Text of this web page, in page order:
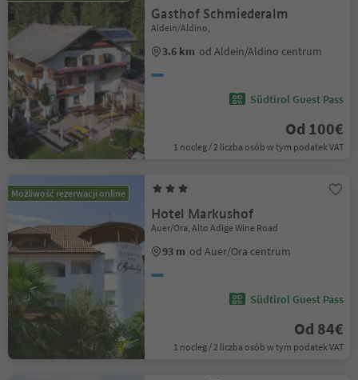
Gasthof Schmiederalm
Aldein/Aldino,
3.6 km od Aldein/Aldino centrum
Südtirol Guest Pass
Od 100€
1 nocleg / 2 liczba osób w tym podatek VAT
Możliwość rezerwacji online
Hotel Markushof
Auer/Ora, Alto Adige Wine Road
93 m od Auer/Ora centrum
Südtirol Guest Pass
Od 84€
1 nocleg / 2 liczba osób w tym podatek VAT